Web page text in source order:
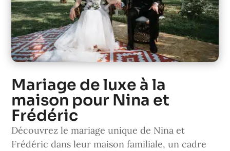
Mariage de luxe à la
maison pour Nina et
Frédéric
Découvrez le mariage unique de Nina et
Frédéric dans leur maison familiale, un cadre